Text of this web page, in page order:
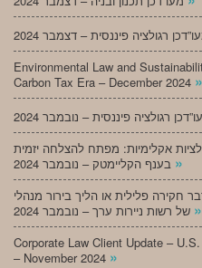
Environmental Law and
Carbon Tax Era – December 2024 »
אקלימיות: מפתח להצלחה יזמית
»
חקירה פלילית או הליך בירור מנהלי
»
Corporate Law Client Update –
– November 2024 »